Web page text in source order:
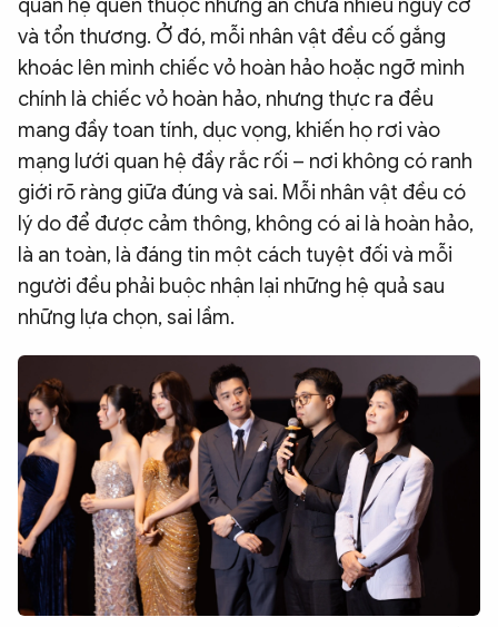
Infographic
Chuyên trang An ninh thế giới Văn nghệ Công an
Chuyên đề
quan hệ quen thuộc nhưng ẩn chứa nhiều nguy cơ
và tổn thương. Ở đó, mỗi nhân vật đều cố gắng
khoác lên mình chiếc vỏ hoàn hảo hoặc ngỡ mình
chính là chiếc vỏ hoàn hảo, nhưng thực ra đều
mang đầy toan tính, dục vọng, khiến họ rơi vào
mạng lưới quan hệ đầy rắc rối – nơi không có ranh
giới rõ ràng giữa đúng và sai. Mỗi nhân vật đều có
lý do để được cảm thông, không có ai là hoàn hảo,
là an toàn, là đáng tin một cách tuyệt đối và mỗi
người đều phải buộc nhận lại những hệ quả sau
những lựa chọn, sai lầm.